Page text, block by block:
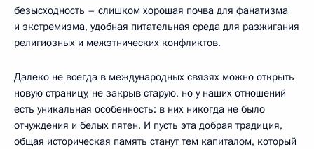
безысходность – слишком хорошая почва для фанатизма
и экстремизма, удобная питательная среда для разжигания
религиозных и межэтнических конфликтов.
Далеко не всегда в международных связях можно открыть
новую страницу, не закрыв старую, но у наших отношений
есть уникальная особенность: в них никогда не было
отчуждения и белых пятен. И пусть эта добрая традиция,
общая историческая память станут тем капиталом, который